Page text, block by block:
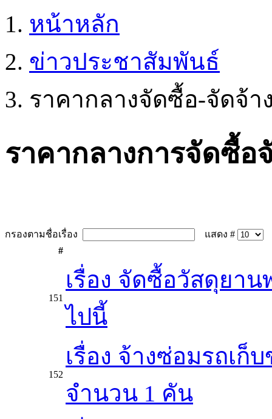
หน้าหลัก
ข่าวประชาสัมพันธ์
ราคากลางจัดซื้อ-จัดจ้า
ราคากลางการจัดซื้อ
กรองตามชื่อเรื่อง
แสดง #
#
151
เรื่อง จัดซื้อวัสดุยาน
ไปนี้
152
เรื่อง จ้างซ่อมรถเก็
จำนวน 1 คัน